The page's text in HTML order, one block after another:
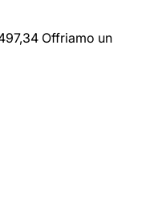
Offriamo un